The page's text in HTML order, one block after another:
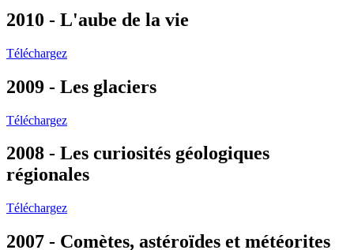
2010 - L'aube de la vie
Téléchargez
2009 - Les glaciers
Téléchargez
2008 - Les curiosités géologiques
régionales
Téléchargez
2007 - Comètes, astéroïdes et météorites